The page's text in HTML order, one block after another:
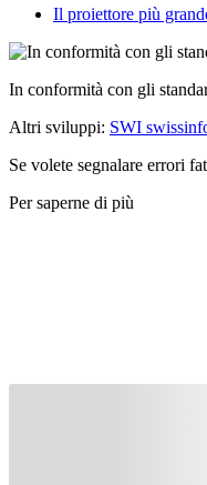
Il proiettore più
In conformità con gli
Altri sviluppi: SWI
Se volete segnalare errori
Per saperne di più